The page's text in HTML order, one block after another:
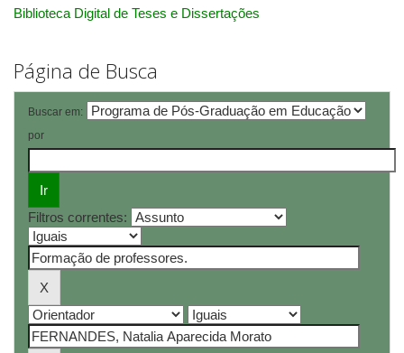
Biblioteca Digital de Teses e Dissertações
Página de Busca
Buscar em:
por
Filtros correntes: